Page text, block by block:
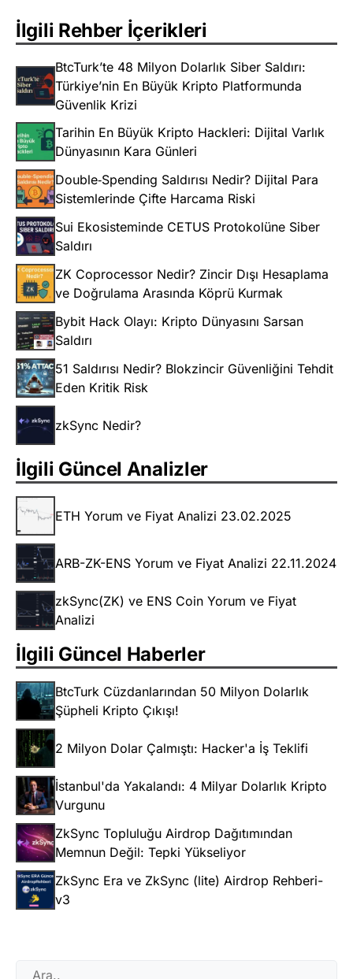
İlgili Rehber İçerikleri
BtcTurk’te 48 Milyon Dolarlık Siber Saldırı:
Türkiye’nin En Büyük Kripto Platformunda
Güvenlik Krizi
Tarihin En Büyük Kripto Hackleri: Dijital Varlık
Dünyasının Kara Günleri
Double‑Spending Saldırısı Nedir? Dijital Para
Sistemlerinde Çifte Harcama Riski
Sui Ekosisteminde CETUS Protokolüne Siber
Saldırı
ZK Coprocessor Nedir? Zincir Dışı Hesaplama
ve Doğrulama Arasında Köprü Kurmak
Bybit Hack Olayı: Kripto Dünyasını Sarsan
Saldırı
51 Saldırısı Nedir? Blokzincir Güvenliğini Tehdit
Eden Kritik Risk
zkSync Nedir?
İlgili Güncel Analizler
ETH Yorum ve Fiyat Analizi 23.02.2025
ARB-ZK-ENS Yorum ve Fiyat Analizi 22.11.2024
zkSync(ZK) ve ENS Coin Yorum ve Fiyat
Analizi
İlgili Güncel Haberler
BtcTurk Cüzdanlarından 50 Milyon Dolarlık
Şüpheli Kripto Çıkışı!
2 Milyon Dolar Çalmıştı: Hacker'a İş Teklifi
İstanbul'da Yakalandı: 4 Milyar Dolarlık Kripto
Vurgunu
ZkSync Topluluğu Airdrop Dağıtımından
Memnun Değil: Tepki Yükseliyor
ZkSync Era ve ZkSync (lite) Airdrop Rehberi-
v3